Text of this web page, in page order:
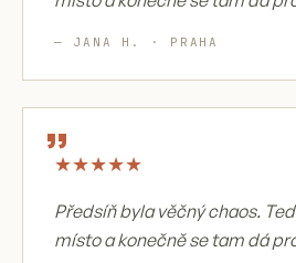
— JANA H. · PRAHA
„
★★★★★
Předsíň byla věčný chaos.
místo a konečně se tam dá